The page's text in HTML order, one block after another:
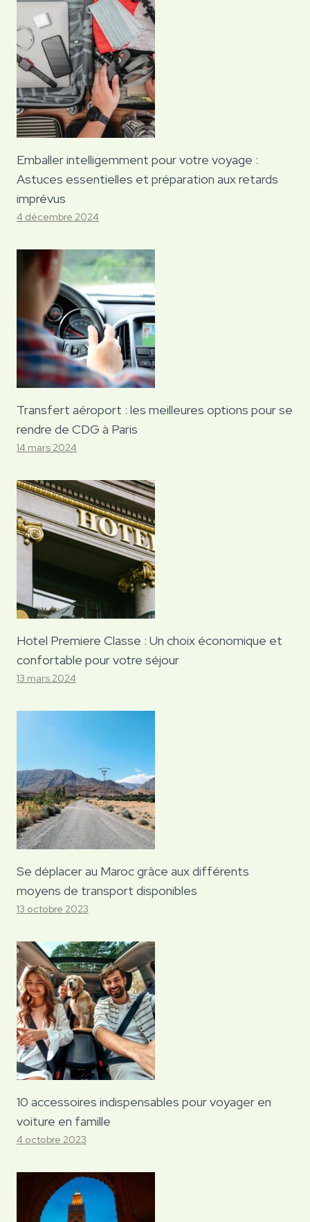
Emballer intelligemment pour votre voyage :
Astuces essentielles et préparation aux retards
imprévus
4 décembre 2024
Transfert aéroport : les meilleures options pour se
rendre de CDG à Paris
14 mars 2024
Hotel Premiere Classe : Un choix économique et
confortable pour votre séjour
13 mars 2024
Se déplacer au Maroc grâce aux différents
moyens de transport disponibles
13 octobre 2023
10 accessoires indispensables pour voyager en
voiture en famille
4 octobre 2023